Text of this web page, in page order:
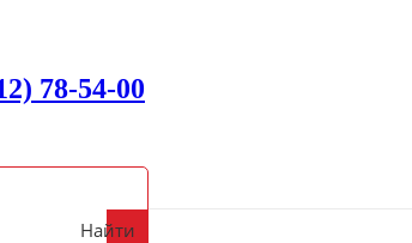
78-54-00
до 18:00 (Пн-Пт)
Найти